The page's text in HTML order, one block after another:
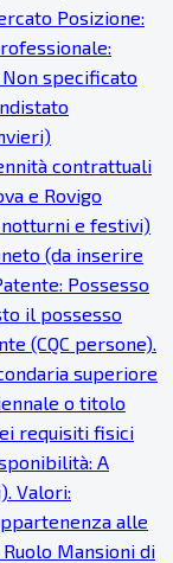
Posizione:
specificato
contrattuali
e Rovigo
e festivi)
(da inserire
Possesso
il possesso
(CQC persone).
superiore
o titolo
requisiti fisici
A
Valori:
alle
Mansioni di